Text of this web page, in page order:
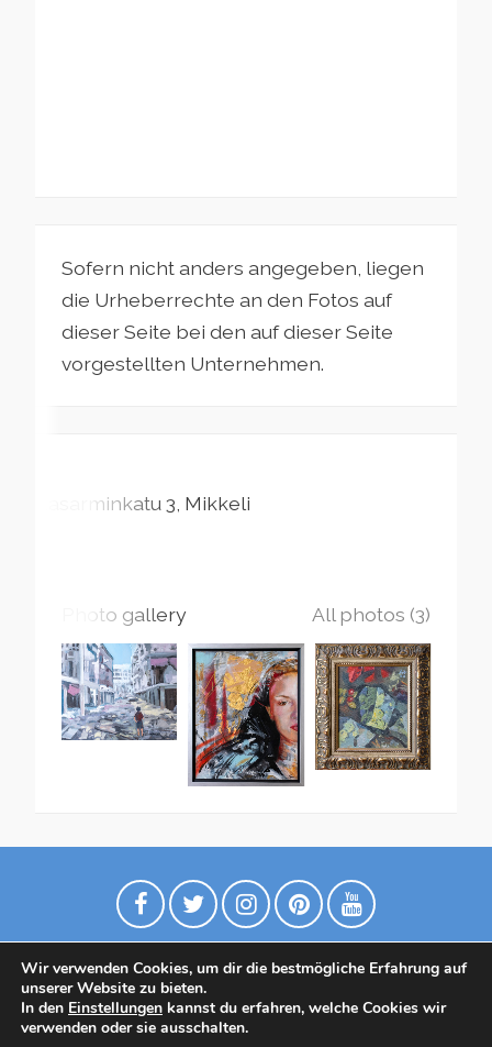
Sofern nicht anders angegeben, liegen
die Urheberrechte an den Fotos auf
dieser Seite bei den auf dieser Seite
vorgestellten Unternehmen.
Kasarminkatu3 Mikkeli
Photo gallery All photos (3)
Datenschutzrichtlinie
Wir verwenden Cookies, um dir die bestmögliche Erfahrung auf
unserer Website zu bieten.
In den Einstellungen kannst du erfahren, welche Cookies wir
verwenden oder sie ausschalten.